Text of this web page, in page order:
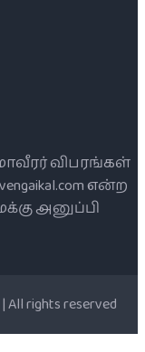
விபரங்கள்
என்ற
அனுப்பி
All rights reserved